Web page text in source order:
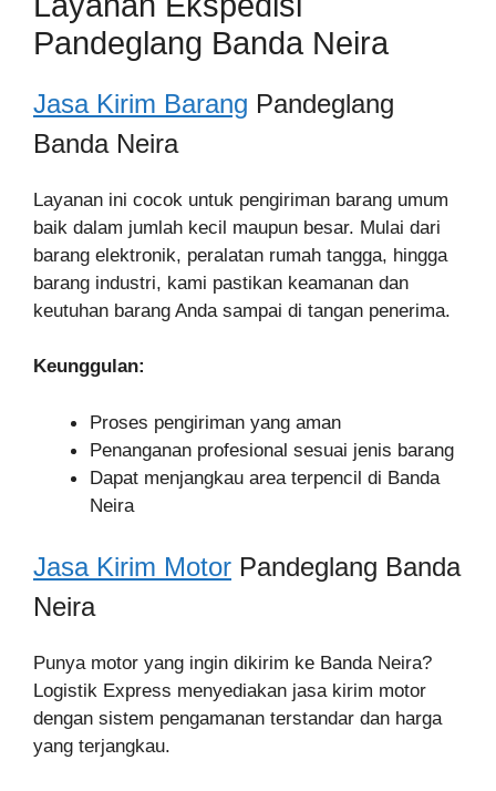
Pandeglang Banda Neira
Jasa Kirim Barang Pandeglang
Banda Neira
Layanan ini cocok untuk pengiriman barang umum
baik dalam jumlah kecil maupun besar. Mulai dari
barang elektronik, peralatan rumah tangga, hingga
barang industri, kami pastikan keamanan dan
keutuhan barang Anda sampai di tangan penerima.
Keunggulan:
Proses pengiriman yang aman
Penanganan profesional sesuai jenis barang
Dapat menjangkau area terpencil di Banda
Neira
Jasa Kirim Motor Pandeglang Banda
Neira
Punya motor yang ingin dikirim ke Banda Neira?
Logistik Express menyediakan jasa kirim motor
dengan sistem pengamanan terstandar dan harga
yang terjangkau.